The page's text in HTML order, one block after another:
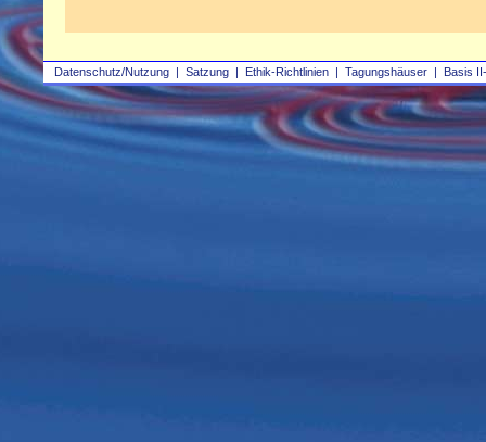
Datenschutz/Nutzung | Satzung | Ethik-Richtlinien | Tagungshäuser | Basis